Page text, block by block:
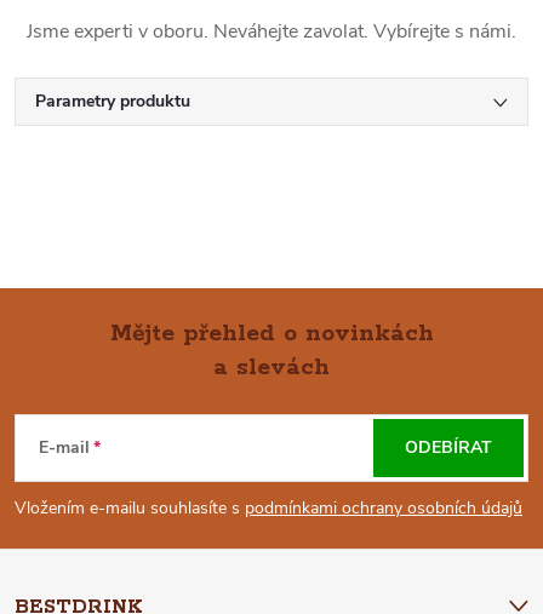
Jsme experti v oboru. Neváhejte zavolat. Vybírejte s námi.
Parametry produktu
P
Mějte přehled o novinkách
a slevách
E-mail
Vložením e-mailu souhlasíte s podmínkami ochrany osobních údajů
ODEBÍRAT
BESTDRINK